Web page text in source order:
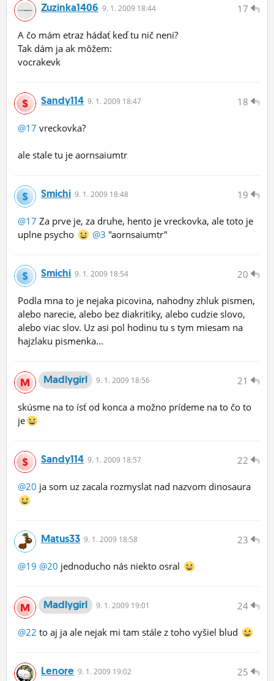
17
Zuzinka1406 9. 1. 2009 18:44
A čo mám etraz hádať keď tu nič neni?
Tak dám ja ak môžem:
vocrakevk
18
Sandy114 9. 1. 2009 18:47
@17 vreckovka?
ale stale tu je aornsaiumtr
19
Smichi 9. 1. 2009 18:48
@17 Za prve je, za druhe, hento je vreckovka, ale toto je
uplne psycho
@3 "aornsaiumtr"
20
Smichi 9. 1. 2009 18:54
Podla mna to je nejaka picovina, nahodny zhluk pismen,
alebo narecie, alebo bez diakritiky, alebo cudzie slovo,
alebo viac slov. Uz asi pol hodinu tu s tym miesam na
hajzlaku pismenka...
21
Madlygirl 9. 1. 2009 18:56
skúsme na to ísť od konca a možno prídeme na to čo to
je
22
Sandy114 9. 1. 2009 18:57
@20 ja som uz zacala rozmyslat nad nazvom dinosaura
23
Matus33 9. 1. 2009 18:58
@19 @20 jednoducho nás niekto osral
24
Madlygirl 9. 1. 2009 19:01
@22 to aj ja ale nejak mi tam stále z toho vyšiel blud
25
Lenore 9. 1. 2009 19:02